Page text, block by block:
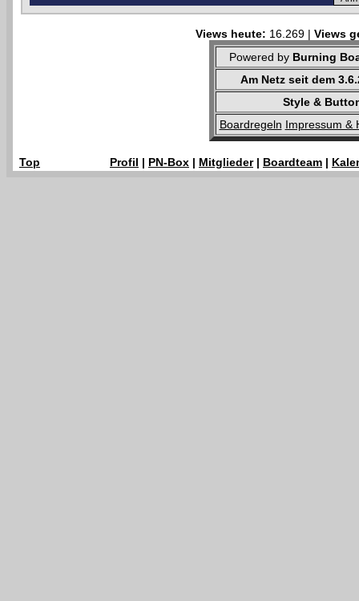
Views heute: 16.269 | Views
Powered by Burning
Am Netz seit dem
Style &
Boardregeln Impressum &
Top Profil | PN-Box | Mitglieder| Boardteam |